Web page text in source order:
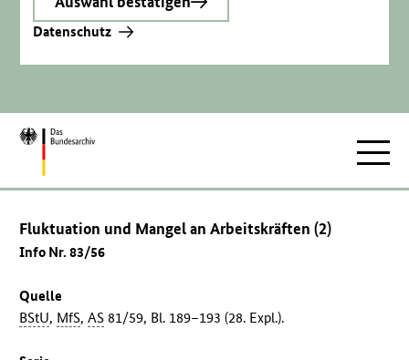
Datenschutz
Zur
Fluktuation und Mangel an Arbeitskräften (2)
Info Nr. 83/56
Quelle
BStU, MfS,AS 81/59, Bl. 189–193 (28. Expl.).